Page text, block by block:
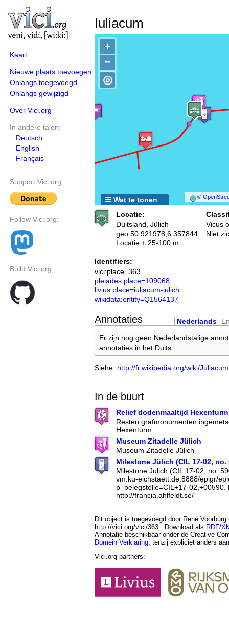
Kaart
Nieuwe plaats toevoegen
Onlangs toegevoegd
Onlangs gewijzigd
Over Vici.org
In andere talen:
Deutsch
English
Français
Support Vici.org:
Follow Vici.org:
Build Vici.org:
Iuliacum
+
−
©
◎
☰ Wat te tonen
Locatie:
Duitsland, Jülich
geo:50.921978,6.357844
Locatie ± 25-100 m.
Vicus
Niet
Identifiers:
vici:place=363
pleiades:place=109068
livius:place=iuliacum-julich
wikidata:entity=Q1564137
Annotaties Nederlands
Er zijn nog geen Nederlandstalige
annotaties in het Duits.
Siehe: http://fr.wikipedia.org/wiki/
In de buurt
Relief dodenmaaltijd Hexenturm
Resten grafmonumenten
Hexenturm.
Museum Zitadelle Jülich
Museum Zitadelle Jülich
Milestone Jülich (CIL 17-02, no.
Milestone Jülich (CIL 17-02, no.
vm.ku-eichstaett.de:8888/epigr/
p_belegstelle=CIL+17-02,+00590.
http://francia.ahlfeldt.se/
Dit object is toegevoegd door René
http://vici.org/vici/363 . Download als RDF/
Annotatie beschikbaar onder de Creative
Domein Verklaring , tenzij expliciet anders
Vici.org partners: